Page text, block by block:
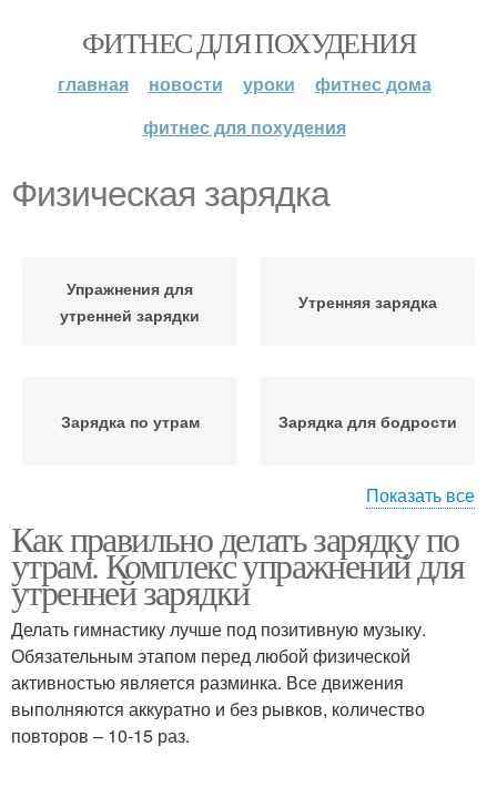
ФИТНЕС ДЛЯ ПОХУДЕНИЯ
главная новости уроки
фитнес дома
фитнес для похудения
Физическая зарядка
Упражнения для
утренней зарядки
Утренняя зарядка
Зарядка по утрам Зарядка для бодрости
Домашний зарядка Бодрящий зарядка
Утренний зарядка Зарядки для детей
Показать все
Как правильно делать зарядку по
утрам. Комплекс упражнений для
утренней зарядки
Делать гимнастику лучше под позитивную музыку.
Обязательным этапом перед любой физической
активностью является разминка. Все движения
выполняются аккуратно и без рывков, количество
повторов – 10-15 раз.